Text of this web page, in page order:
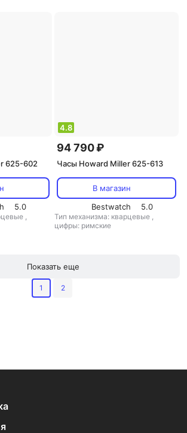
625-602
5.0
,
4.8
94 790 ₽
Часы Howard Miller 625-613
В магазин
Bestwatch
5.0
Тип механизма: кварцевые ,
цифры: римские
Показать еще
1 2